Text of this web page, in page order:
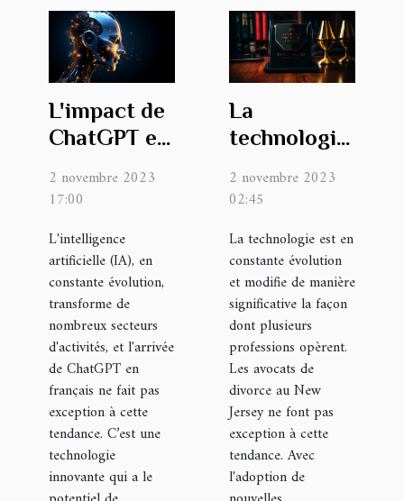
L'impact de
ChatGPT en
l'industrie
2 novembre 2023
17:00
L'intelligence
artificielle (IA), en
constante évolution,
transforme de
nombreux secteurs
d'activités, et l'arrivée
de ChatGPT en
français ne fait pas
exception à cette
tendance. C’est une
technologie
innovante qui a le
La
technologie
manière
avocats de
divorce au
New Jersey
travaillent
2 novembre 2023
02:45
La technologie est en
constante évolution
et modifie de manière
significative la façon
dont plusieurs
professions opèrent.
Les avocats de
divorce au New
Jersey ne font pas
exception à cette
tendance. Avec
l'adoption de